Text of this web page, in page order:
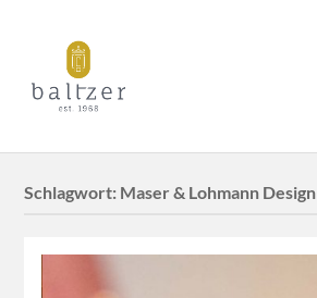
Schlagwort: Maser & Lohmann Design